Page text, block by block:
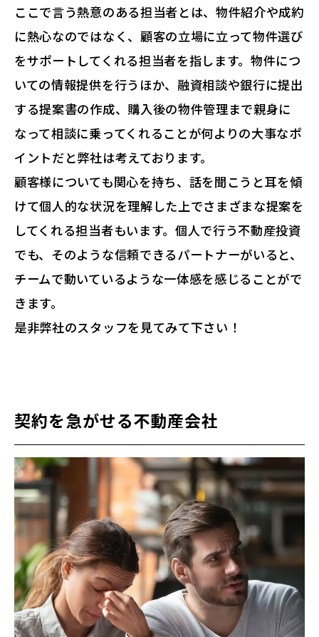
ここで言う熱意のある担当者とは、物件紹介や成約
に熱心なのではなく、顧客の立場に立って物件選び
をサポートしてくれる担当者を指します。物件につ
いての情報提供を行うほか、融資相談や銀行に提出
する提案書の作成、購入後の物件管理まで親身に
なって相談に乗ってくれることが何よりの大事なポ
イントだと弊社は考えております。
顧客様についても関心を持ち、話を聞こうと耳を傾
けて個人的な状況を理解した上でさまざまな提案を
してくれる担当者もいます。個人で行う不動産投資
でも、そのような信頼できるパートナーがいると、
チームで動いているような一体感を感じることがで
きます。
是非弊社のスタッフを見てみて下さい！
契約を急がせる不動産会社